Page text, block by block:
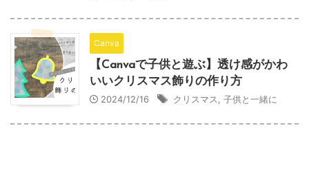
Canva
【Canvaで子供と遊ぶ】透け感がかわ
いいクリスマス飾りの作り方
2024/12/16 クリスマス 子供と一緒に